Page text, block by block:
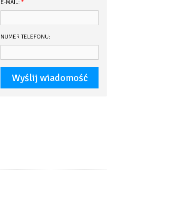
E-MAIL: *
NUMER TELEFONU: